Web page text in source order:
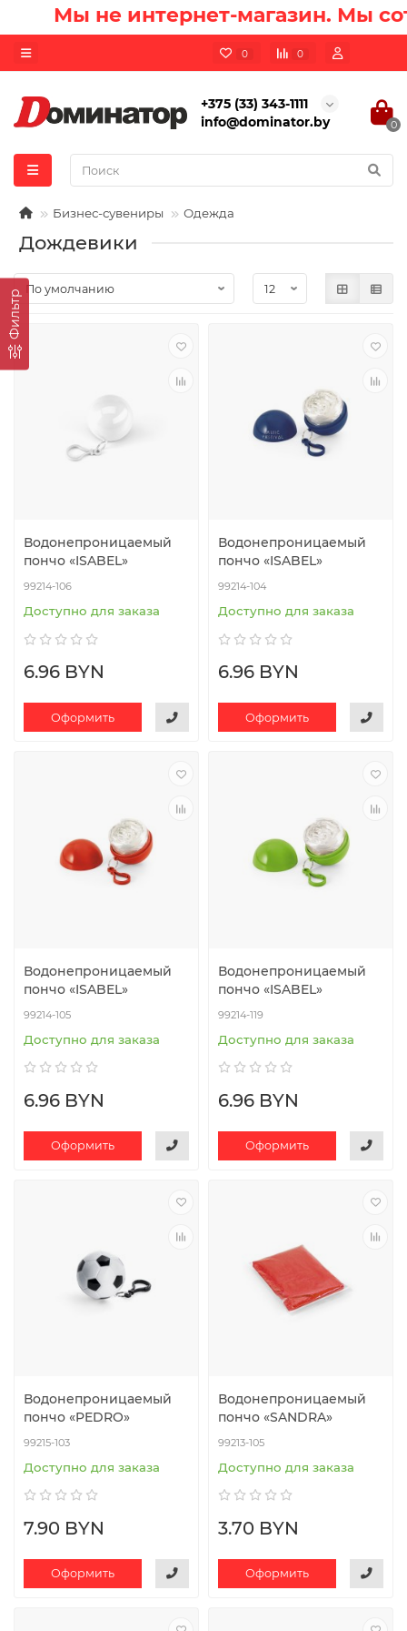
Мы не интернет-магазин. Мы
0 0
+375 (33) 343-1111
info@dominator.by
0
Бизнес-сувениры Одежда
Дождевики
Фильтр
Водонепроницаемый
пончо «ISABEL»
99214-106
Доступно для заказа
6.96 BYN
Оформить
Водонепроницаемый
пончо «ISABEL»
99214-104
Доступно для заказа
6.96 BYN
Оформить
Водонепроницаемый
пончо «ISABEL»
99214-105
Доступно для заказа
6.96 BYN
Оформить
Водонепроницаемый
пончо «ISABEL»
99214-119
Доступно для заказа
6.96 BYN
Оформить
Водонепроницаемый
пончо «PEDRO»
99215-103
Доступно для заказа
7.90 BYN
Оформить
Водонепроницаемый
пончо «SANDRA»
99213-105
Доступно для заказа
3.70 BYN
Оформить